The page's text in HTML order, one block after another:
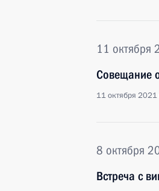
11 октября
Совещание
11 октября
8 октября
Встреча с